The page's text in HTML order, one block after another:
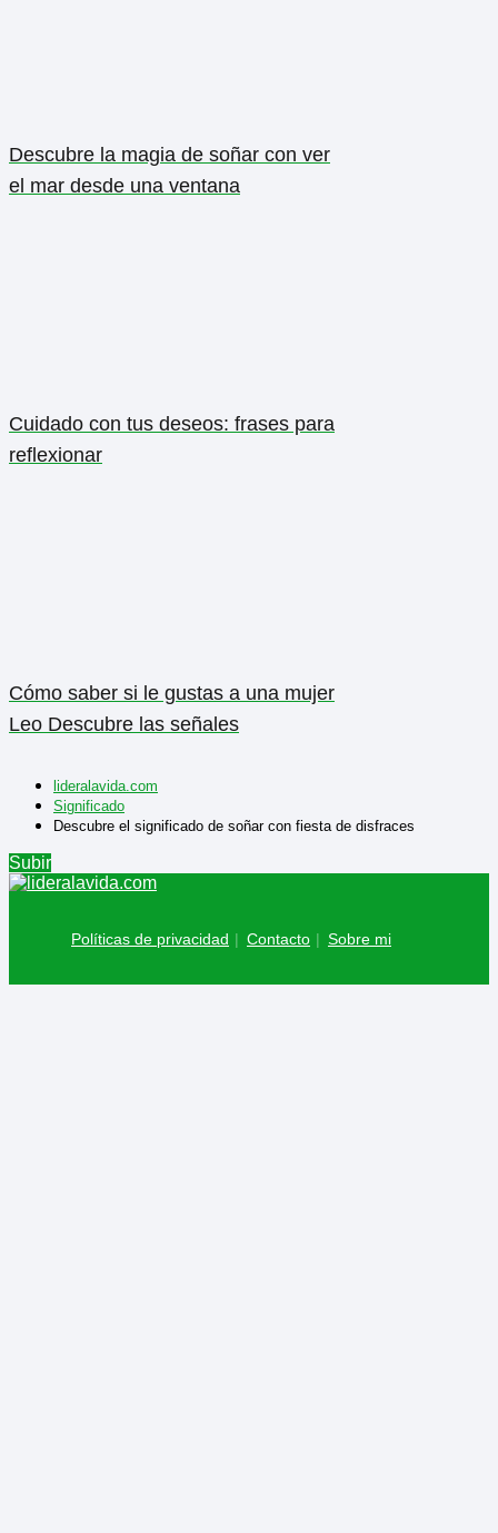
Descubre la magia de soñar con ver
el mar desde una ventana
Cuidado con tus deseos: frases para
reflexionar
Cómo saber si le gustas a una mujer
Leo Descubre las señales
lideralavida.com
Significado
Descubre el significado de soñar con fiesta de disfraces
Subir
Políticas de privacidad Contacto Sobre mi